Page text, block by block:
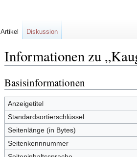
Informationen zu
Zur
Navigation
springen
Zur
Suche
springen
Basisinformationen
Anzeigetitel
Standardsortierschlüssel
Seitenlänge (in Bytes)
Seitenkennnummer
Artikel Diskussion